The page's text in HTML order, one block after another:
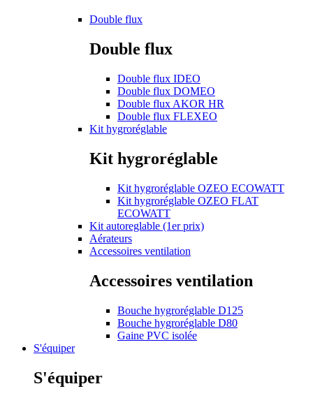
Double flux
Double flux
Double flux IDEO
Double flux DOMEO
Double flux AKOR HR
Double flux FLEXEO
Kit hygroréglable
Kit hygroréglable
Kit hygroréglable OZEO ECOWATT
Kit hygroréglable OZEO FLAT
ECOWATT
Kit autoreglable (1er prix)
Aérateurs
Accessoires ventilation
Accessoires ventilation
Bouche hygroréglable D125
Bouche hygroréglable D80
Gaine PVC isolée
S'équiper
S'équiper